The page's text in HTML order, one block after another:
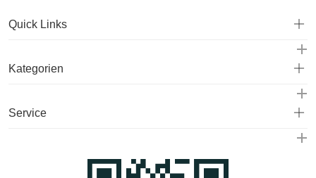
Quick Links
Kategorien
Service